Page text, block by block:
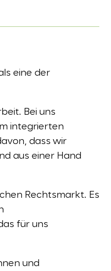
eine der
Bei uns
integrierten
dass wir
aus einer Hand
Rechtsmarkt. Es
für uns
und